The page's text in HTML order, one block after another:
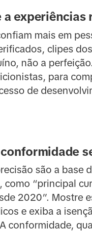
a
mais em
clipes
não a
para
de
são a base
como “principal
2020”. Mostre
e exiba a
conformidade,